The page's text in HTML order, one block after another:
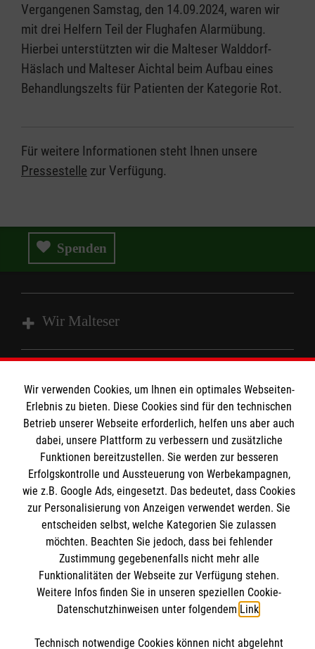
Vergangenen Samstag, den 14.09.2024, waren wir
mit drei Helfern Teil der Flughafen Alarmübung.
Hierbei unterstützten wir die Malteser Walddorf-
Häslach und Malteser Aichtal beim Aufbau eines
Behandlungszelts für Patienten der Kategorie Rot.
Für weitere Informationen steht Ihnen unsere
Pressestelle zur Verfügung.
Spenden
Wir Malteser
Unsere Kurse
Mitarbeiten
Wir Malteser
Informationen
Kontakt
Nachhaltigkeit
Transparenz
Prävention
Compliance
Impressum
Datenschutz
Malteser online
Malteserorden
Malteser Jugend
Malteser International
Mediathek
Sharepoint
Spendenkonto
Empfänger: Malteser Neckar-Alb
Wir verwenden Cookies, um Ihnen ein optimales Webseiten-
Erlebnis zu bieten. Diese Cookies sind für den technischen
Betrieb unserer Webseite erforderlich, helfen uns aber auch
dabei, unsere Plattform zu verbessern und zusätzliche
Funktionen bereitzustellen. Sie werden zur besseren
Erfolgskontrolle und Aussteuerung von Werbekampagnen,
wie z.B. Google Ads, eingesetzt. Das bedeutet, dass Cookies
zur Personalisierung von Anzeigen verwendet werden. Sie
entscheiden selbst, welche Kategorien Sie zulassen
möchten. Beachten Sie jedoch, dass bei fehlender
Zustimmung gegebenenfalls nicht mehr alle
Funktionalitäten der Webseite zur Verfügung stehen.
Weitere Infos finden Sie in unseren speziellen Cookie-
Datenschutzhinweisen unter folgendem Link.
Technisch notwendige Cookies können nicht abgelehnt